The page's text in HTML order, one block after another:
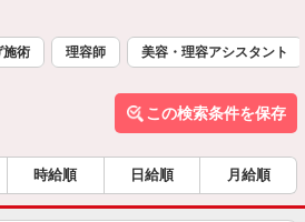
施術 理容師 美容・理容アシスタント
この検索条件を保存
時給順 日給順 月給順